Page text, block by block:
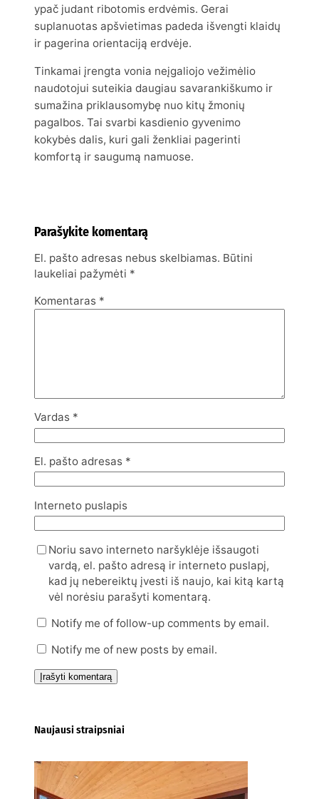
ypač judant ribotomis erdvėmis. Gerai
suplanuotas apšvietimas padeda išvengti klaidų
ir pagerina orientaciją erdvėje.
Tinkamai įrengta vonia neįgaliojo vežimėlio
naudotojui suteikia daugiau savarankiškumo ir
sumažina priklausomybę nuo kitų žmonių
pagalbos. Tai svarbi kasdienio gyvenimo
kokybės dalis, kuri gali ženkliai pagerinti
komfortą ir saugumą namuose.
Parašykite komentarą
El. pašto adresas nebus skelbiamas. Būtini
laukeliai pažymėti *
Komentaras *
Vardas *
El. pašto adresas *
Interneto puslapis
Noriu savo interneto naršyklėje išsaugoti
vardą, el. pašto adresą ir interneto puslapį,
kad jų nebereiktų įvesti iš naujo, kai kitą kartą
vėl norėsiu parašyti komentarą.
Notify me of follow-up comments by email.
Notify me of new posts by email.
Naujausi straipsniai
Kur nusipirkti medines
žaliuzes Klaipėdoje?